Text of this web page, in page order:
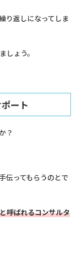
り返しになってしま
しょう。
ート
？
伝ってもらうのとで
呼ばれるコンサルタ